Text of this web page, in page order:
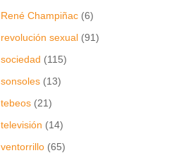
René Champiñac (6)
revolución sexual (91)
sociedad (115)
sonsoles (13)
tebeos (21)
televisión (14)
ventorrillo (65)